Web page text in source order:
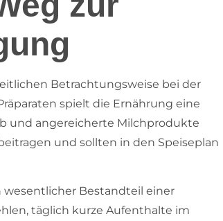
Betrachtungsweise bei der
spielt die Ernährung eine
und angereicherte Milchprodukte
und sollten in den Speiseplan
wesentlicher Bestandteil einer
täglich kurze Aufenthalte im